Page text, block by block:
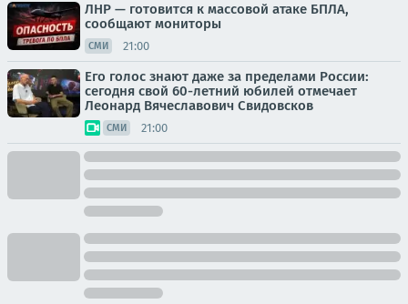
ЛНР — готовится к массовой атаке БПЛА,
сообщают мониторы
СМИ 21:00
Его голос знают даже за пределами России:
сегодня свой 60-летний юбилей отмечает
Леонард Вячеславович Свидовсков
СМИ 21:00